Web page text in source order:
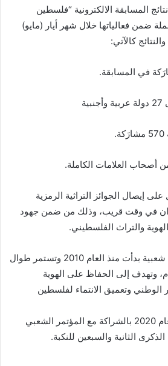
26 /5/ 2020 فرز نتائج المسابقة الالكترونية “فلسطين
ضمن فعالياتها خلال شهر أيار (مايو)
كالآتي:
إيصال الجوائز التراثية الرمزية
في وقت قريب، وذلك من ضمن جهود
والتراث الفلسطيني.
يُذكر أن حملة انتماء حملة شعبية بدأت منذ العام 2010 وتستمر طوال
وتهدف إلى الحفاظ على الهوية
الوطني وتعميق الانتماء لفلسطين
وقد انطلقت الحملة في عام 2020 بالشراكة مع المؤتمر الشعبي
الثانية والسبعين للنكبة.